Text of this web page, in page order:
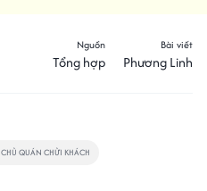
Nguồn
Tổng hợp
Bài viết
Phương Linh
CHỦ QUÁN CHỬI KHÁCH